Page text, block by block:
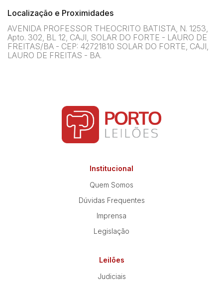
Localização e Proximidades
AVENIDA PROFESSOR THEOCRITO BATISTA, N. 1253,
Apto. 302, BL 12, CAJI, SOLAR DO FORTE - LAURO DE
FREITAS/BA - CEP: 42721810 SOLAR DO FORTE, CAJI,
LAURO DE FREITAS - BA.
Institucional
Quem Somos
Dúvidas Frequentes
Imprensa
Legislação
Leilões
Judiciais